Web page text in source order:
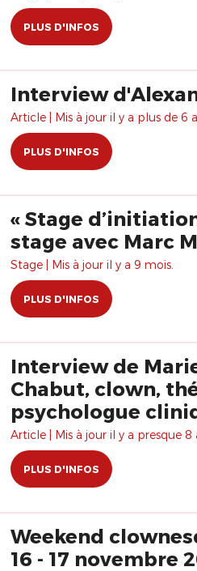
PLUS D'INFOS
Interview
Article | Mis à jour il y a plus de 6
PLUS D'INFOS
« Stage
stage avec Marc
Stage | Mis à jour il y a 9 mois.
PLUS D'INFOS
Interview de
Chabut, clown,
psychologue
psychanalyste
Article | Mis à jour il y a presque 8
PLUS D'INFOS
Weekend
16 - 17 novembre